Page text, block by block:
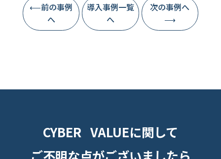
⟵前の事例
へ
導入事例一覧
へ
次の事例へ
⟶
CYBER VALUEに関して